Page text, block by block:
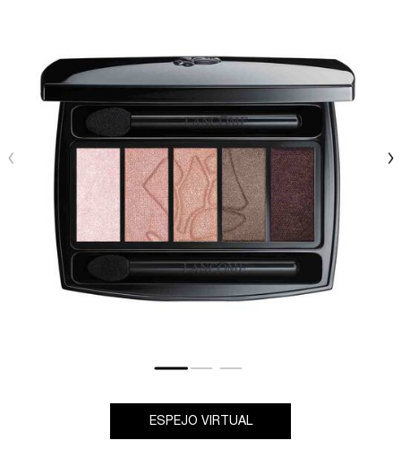
ESPEJO VIRTUALHYPNÔSE PALETTE